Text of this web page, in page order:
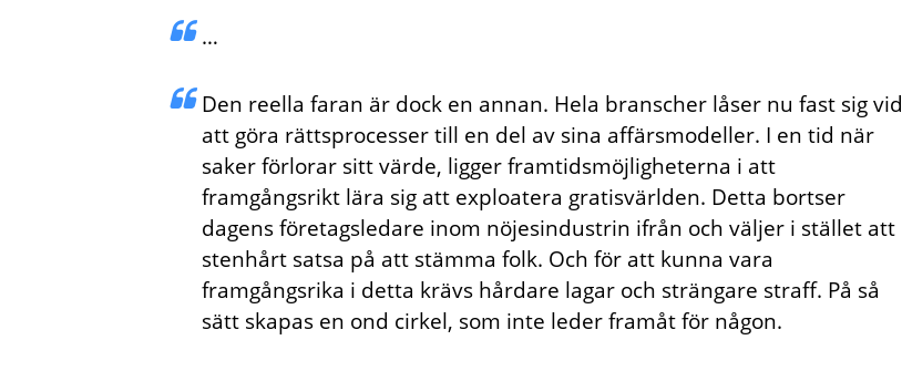
…
Den reella faran är dock en annan. Hela branscher låser nu fast sig vid
att göra rättsprocesser till en del av sina affärsmodeller. I en tid när
saker förlorar sitt värde, ligger framtidsmöjligheterna i att
framgångsrikt lära sig att exploatera gratisvärlden. Detta bortser
dagens företagsledare inom nöjesindustrin ifrån och väljer i stället att
stenhårt satsa på att stämma folk. Och för att kunna vara
framgångsrika i detta krävs hårdare lagar och strängare straff. På så
sätt skapas en ond cirkel, som inte leder framåt för någon.